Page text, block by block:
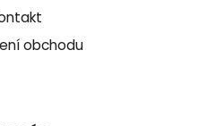
obchodu